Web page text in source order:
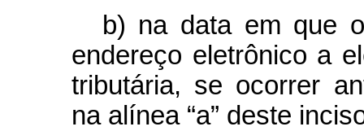
b) na data em que
endereço eletrônico a
tributária, se ocorrer
na alínea “a” deste